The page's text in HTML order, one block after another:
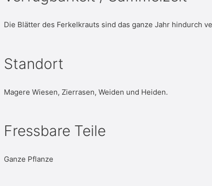
Die Blätter des Ferkelkrauts sind das ganze Jahr hindurch
Standort
Magere Wiesen, Zierrasen, Weiden und Heiden.
Fressbare Teile
Ganze Pflanze